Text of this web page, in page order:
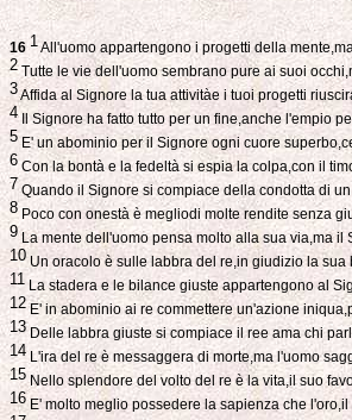
16 1All'uomo appartengono i progetti della
2Tutte le vie dell'uomo sembrano pure ai suoi
3Affida al Signore la tua attivitàe i tuoi progetti
4Il Signore ha fatto tutto per un fine,anche l'empio
5 E' un abominio per il Signore ogni cuore
6 Con la bontà e la fedeltà si espia la colpa,con il
7 Quando il Signore si compiace della condotta di
8Poco con onestà è megliodi molte rendite senza
9 La mente dell'uomo pensa molto alla sua via,ma il
10 Un oracolo è sulle labbra del re,in giudizio la sua
11 La stadera e le bilance giuste appartengono al
12E' in abominio ai re commettere un'azione
13 Delle labbra giuste si compiace il ree ama chi
14 L'ira del re è messaggera di morte,ma l'uomo
15Nello splendore del volto del re è la vita,il suo
16E' molto meglio possedere la sapienza che